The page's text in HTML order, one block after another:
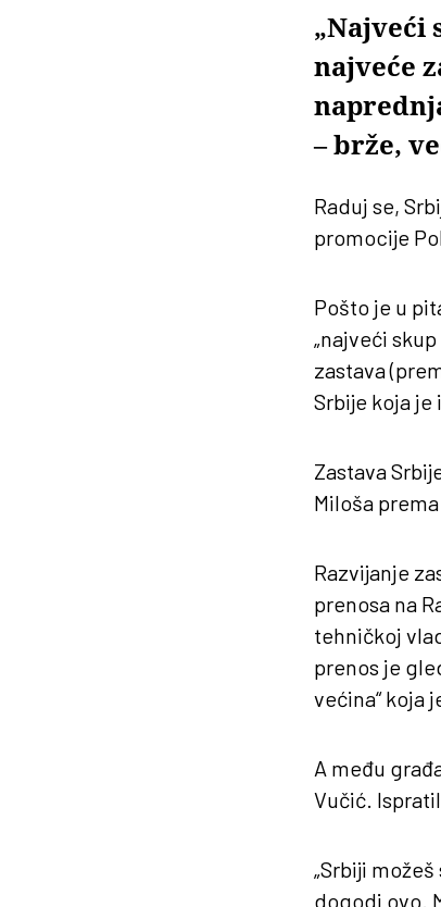
„Najveći
najveće
– brže,
Raduj se,
promocije
Pošto je u
„najveći
zastava
Srbije koja je
Zastava
Miloša
Razvijanje
prenosa na
tehničkoj
prenos je
većina“ koja
A među
Vučić.
„Srbiji
dogodi ovo.